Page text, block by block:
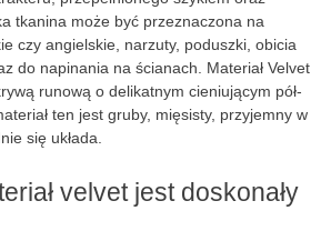
tkanina może być przeznaczona na
czy angielskie, narzuty, poduszki, obicia
do napinania na ścianach. Materiał Velvet
runową o delikatnym cieniującym pół-
ten jest gruby, mięsisty, przyjemny w
się układa.
velvet jest doskonały